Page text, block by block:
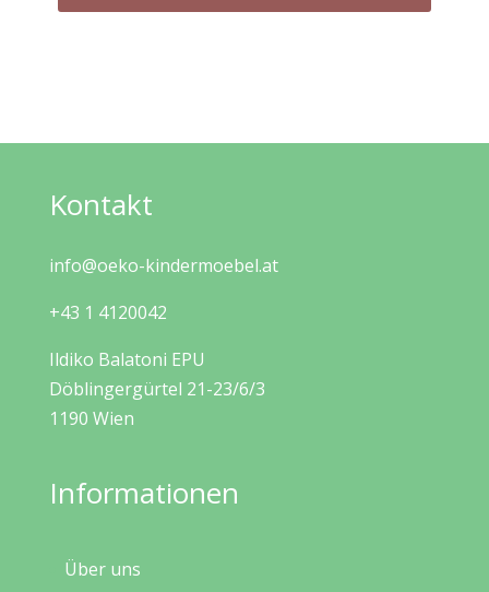
Kontakt
info@oeko-kindermoebel.at
+43 1 4120042
Ildiko Balatoni EPU
Döblingergürtel 21-23/6/3
1190 Wien
Informationen
Über uns